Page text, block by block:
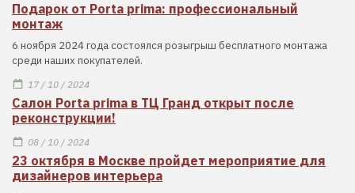
Подарок от Porta prima: профессиональный
монтаж
6 ноября 2024 года состоялся розыгрыш бесплатного монтажа
среди наших покупателей.
17 / 10 / 2024
Салон Porta prima в ТЦ Гранд открыт после
реконструкции!
08 / 10 / 2024
23 октября в Москве пройдет мероприятие для
дизайнеров интерьера